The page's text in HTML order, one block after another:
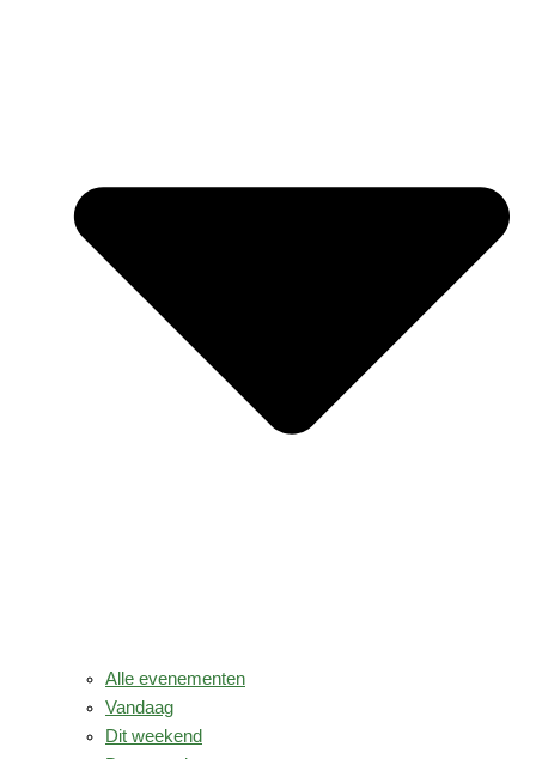
Alle evenementen
Vandaag
Dit weekend